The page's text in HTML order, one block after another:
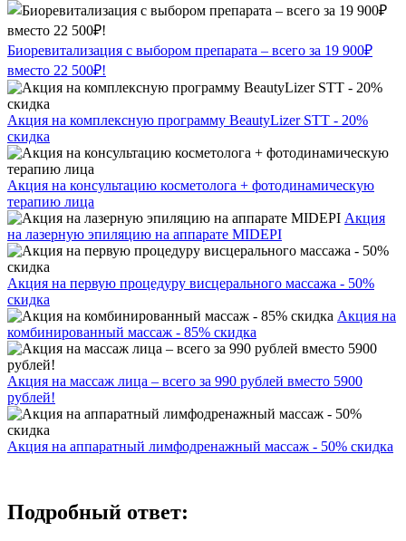
Биоревитализация с выбором препарата – всего за 19 900₽
вместо 22 500₽!
Акция на комплексную программу BeautyLizer STT - 20%
скидка
Акция на консультацию косметолога + фотодинамическую
терапию лица
Акция
на лазерную эпиляцию на аппарате MIDEPI
Акция на первую процедуру висцерального массажа - 50%
скидка
Акция на
комбинированный массаж - 85% скидка
Акция на массаж лица – всего за 990 рублей вместо 5900
рублей!
Акция на аппаратный лимфодренажный массаж - 50% скидка
Подробный ответ: